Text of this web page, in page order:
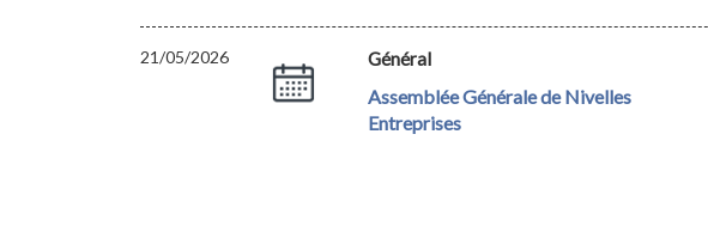
21/05/2026 Général
Assemblée Générale de Nivelles
Entreprises